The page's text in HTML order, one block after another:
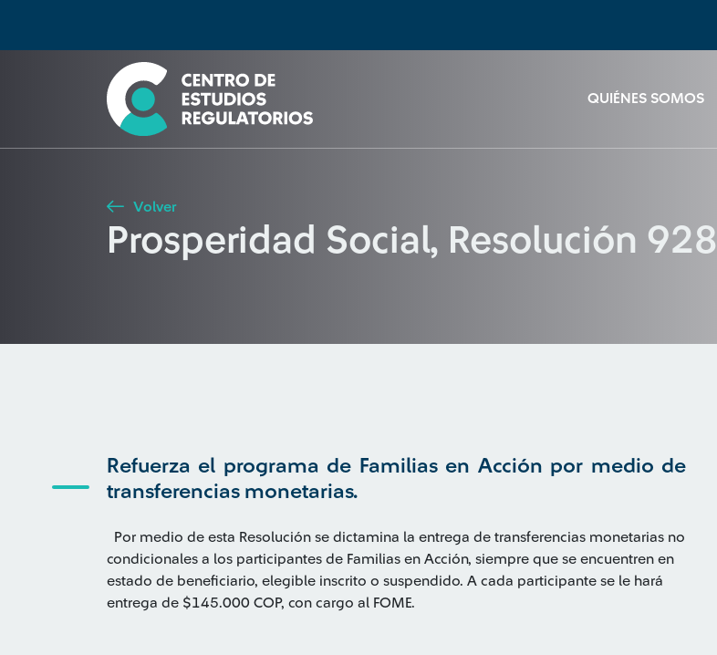
QUIÉNES SOMOS
Seleccione país
Buscar
Volver
Prosperidad Social, Resolución 928
Refuerza el programa de Familias en Acción por medio de
transferencias monetarias.
Por medio de esta Resolución se dictamina la entrega de transferencias monetarias no
condicionales a los participantes de Familias en Acción, siempre que se encuentren en
estado de beneficiario, elegible inscrito o suspendido. A cada participante se le hará
entrega de $145.000 COP, con cargo al FOME.